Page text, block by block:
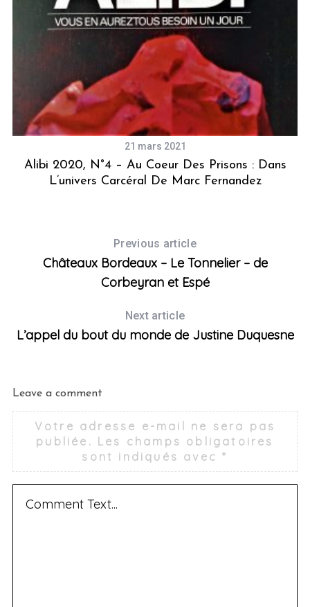
21 mars 2021
Alibi 2020, N°4 – Au Coeur Des Prisons : Dans
L’univers Carcéral De Marc Fernandez
Previous article
Châteaux Bordeaux – Le Tonnelier – de
Corbeyran et Espé
Next article
L’appel du bout du monde de Justine Duquesne
Leave a comment
Votre adresse e-mail ne sera pas
publiée. Les champs obligatoires
sont indiqués avec*